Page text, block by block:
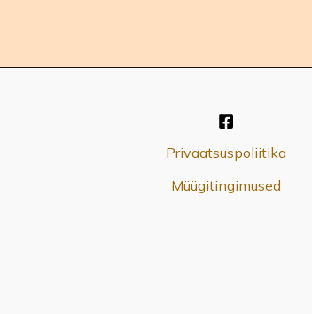
Privaatsuspoliitika
Müügitingimused